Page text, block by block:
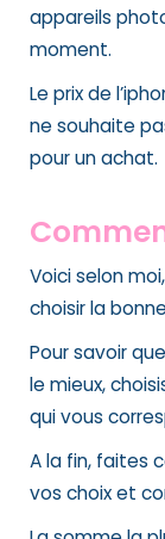
appareils
moment.
Le prix de
ne souhaite
pour un achat.
Voici selon
choisir la
Pour savoir
le mieux,
qui vous
A la fin, faites
vos choix et